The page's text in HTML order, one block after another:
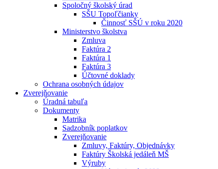
Spoločný školský úrad
SŠU Topoľčianky
Činnosť SŠÚ v roku 2020
Ministerstvo školstva
Zmluva
Faktúra 2
Faktúra 1
Faktúra 3
Účtovné doklady
Ochrana osobných údajov
Zverejňovanie
Úradná tabuľa
Dokumenty
Matrika
Sadzobník poplatkov
Zverejňovanie
Zmluvy, Faktúry, Objednávky
Faktúry Školská jedáleň MŠ
Výruby